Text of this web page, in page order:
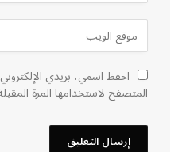
احفظ اسمي، بريدي
المتصفح لاستخدامها المرة